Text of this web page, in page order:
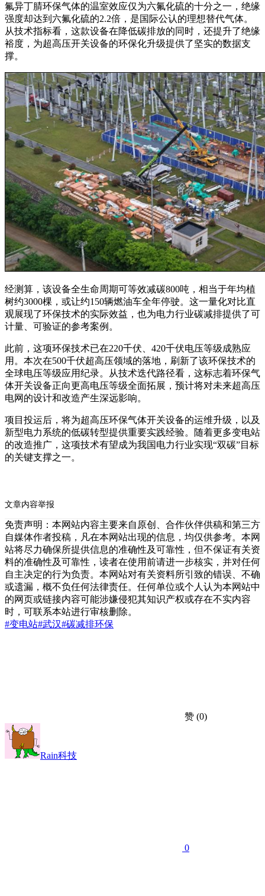
氟异丁腈环保气体的温室效应仅为六氟化硫的十分之一，绝缘
强度却达到六氟化硫的2.2倍，是国际公认的理想替代气体。
从技术指标看，这款设备在降低碳排放的同时，还提升了绝缘
裕度，为超高压开关设备的环保化升级提供了坚实的数据支
撑。
经测算，该设备全生命周期可等效减碳800吨，相当于年均植
树约3000棵，或让约150辆燃油车全年停驶。这一量化对比直
观展现了环保技术的实际效益，也为电力行业碳减排提供了可
计量、可验证的参考案例。
此前，这项环保技术已在220千伏、420千伏电压等级成熟应
用。本次在500千伏超高压领域的落地，刷新了该环保技术的
全球电压等级应用纪录。从技术迭代路径看，这标志着环保气
体开关设备正向更高电压等级全面拓展，预计将对未来超高压
电网的设计和改造产生深远影响。
项目投运后，将为超高压环保气体开关设备的运维升级，以及
新型电力系统的低碳转型提供重要实践经验。随着更多变电站
的改造推广，这项技术有望成为我国电力行业实现“双碳”目标
的关键支撑之一。
文章内容举报
免责声明：本网站内容主要来自原创、合作伙伴供稿和第三方
自媒体作者投稿，凡在本网站出现的信息，均仅供参考。本网
站将尽力确保所提供信息的准确性及可靠性，但不保证有关资
料的准确性及可靠性，读者在使用前请进一步核实，并对任何
自主决定的行为负责。本网站对有关资料所引致的错误、不确
或遗漏，概不负任何法律责任。任何单位或个人认为本网站中
的网页或链接内容可能涉嫌侵犯其知识产权或存在不实内容
时，可联系本站进行审核删除。
#变电站#武汉#碳减排环保
赞 (0)
Rain科技
0